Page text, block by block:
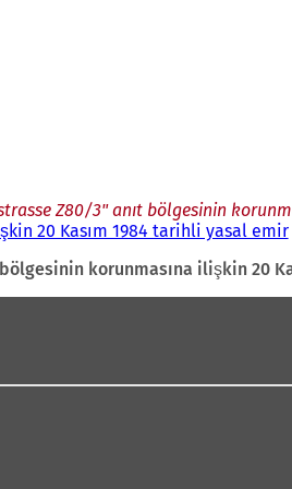
Z80/3" anıt bölgesinin
20 Kasım 1984 tarihli yasal emir
korunmasına ilişkin 20